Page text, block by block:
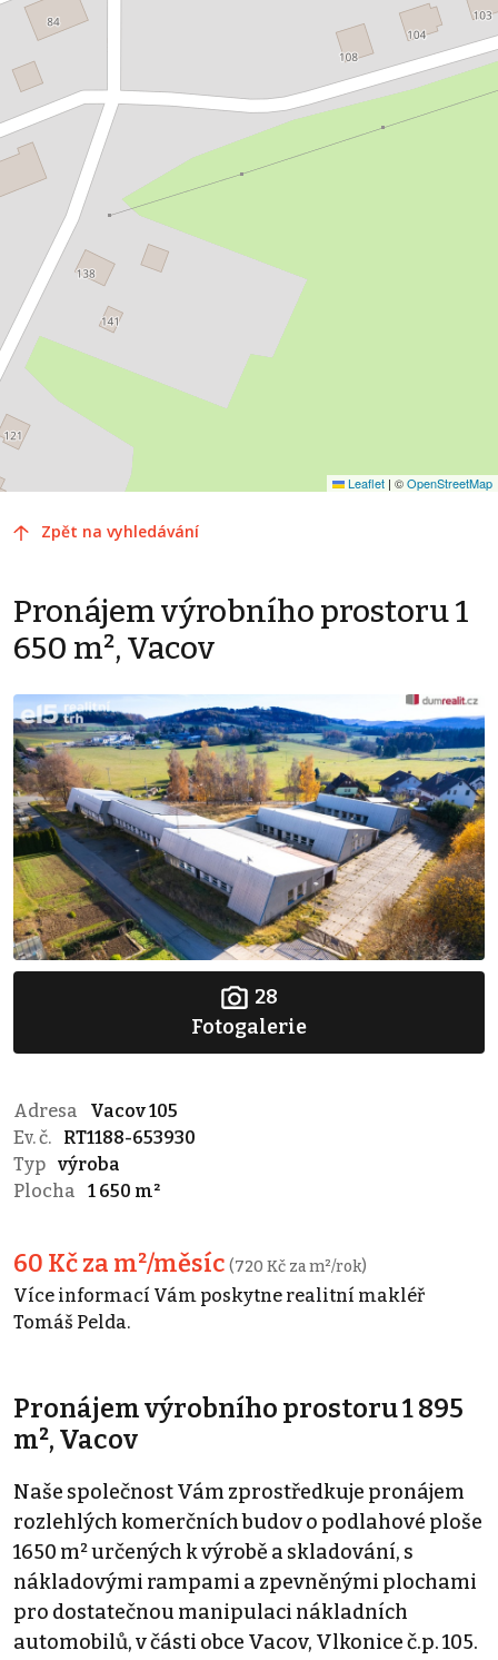
Leaflet | ©OpenStreetMap
Zpět na vyhledávání
Pronájem výrobního prostoru 1
650 m², Vacov
28
Fotogalerie
Adresa
Vacov 105
Ev. č.
RT1188-653930
Typ výroba
Plocha
1 650 m²
60 Kč za m²/měsíc (720 Kč za m²/rok)
Více informací Vám poskytne realitní makléř
Tomáš Pelda.
Pronájem výrobního prostoru 1 895
m², Vacov
Naše společnost Vám zprostředkuje pronájem
rozlehlých komerčních budov o podlahové ploše
1650 m² určených k výrobě a skladování, s
nákladovými rampami a zpevněnými plochami
pro dostatečnou manipulaci nákladních
automobilů, v části obce Vacov, Vlkonice č.p. 105.